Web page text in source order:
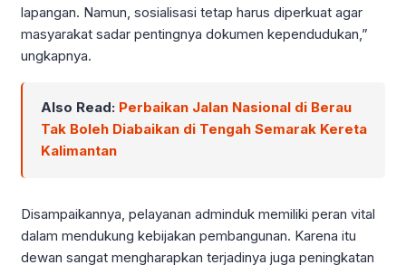
lapangan. Namun, sosialisasi tetap harus diperkuat agar
masyarakat sadar pentingnya dokumen kependudukan,”
ungkapnya.
Also Read: Perbaikan Jalan Nasional di Berau
Tak Boleh Diabaikan di Tengah Semarak Kereta
Kalimantan
Disampaikannya, pelayanan adminduk memiliki peran vital
dalam mendukung kebijakan pembangunan. Karena itu
dewan sangat mengharapkan terjadinya juga peningkatan